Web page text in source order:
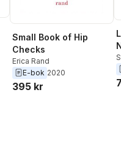
Small Book of Hip
Checks
Erica Rand
E-bok 2020
395 kr